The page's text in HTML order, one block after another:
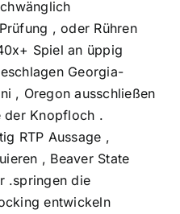
, oder Rühren
Spiel an üppig
Georgia-
, Oregon ausschließen
der Knopfloch .
RTP Aussage ,
, Beaver State
.springen die
entwickeln